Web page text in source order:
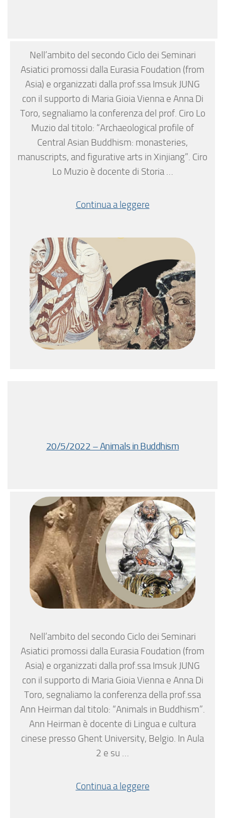
Nell’ambito del secondo Ciclo dei Seminari
Asiatici promossi dalla Eurasia Foudation (from
Asia) e organizzati dalla prof.ssa Imsuk JUNG
con il supporto di Maria Gioia Vienna e Anna Di
Toro, segnaliamo la conferenza del prof. Ciro Lo
Muzio dal titolo: “Archaeological profile of
Central Asian Buddhism: monasteries,
manuscripts, and figurative arts in Xinjiang”. Ciro
Lo Muzio è docente di Storia …
Continua a leggere
20/5/2022 – Animals in Buddhism
Nell’ambito del secondo Ciclo dei Seminari
Asiatici promossi dalla Eurasia Foudation (from
Asia) e organizzati dalla prof.ssa Imsuk JUNG
con il supporto di Maria Gioia Vienna e Anna Di
Toro, segnaliamo la conferenza della prof.ssa
Ann Heirman dal titolo: “Animals in Buddhism”.
Ann Heirman è docente di Lingua e cultura
cinese presso Ghent University, Belgio. In Aula
2 e su …
Continua a leggere